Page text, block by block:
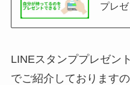
プレ
LINEスタンププレゼン
でご紹介しております